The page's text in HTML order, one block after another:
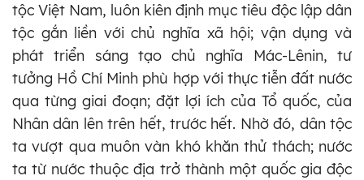
tộc Việt Nam, luôn kiên định mục tiêu độc lập dân
tộc gắn liền với chủ nghĩa xã hội; vận dụng và
phát triển sáng tạo chủ nghĩa Mác-Lênin, tư
tưởng Hồ Chí Minh phù hợp với thực tiễn đất nước
qua từng giai đoạn; đặt lợi ích của Tổ quốc, của
Nhân dân lên trên hết, trước hết. Nhờ đó, dân tộc
ta vượt qua muôn vàn khó khăn thử thách; nước
ta từ nước thuộc địa trở thành một quốc gia độc